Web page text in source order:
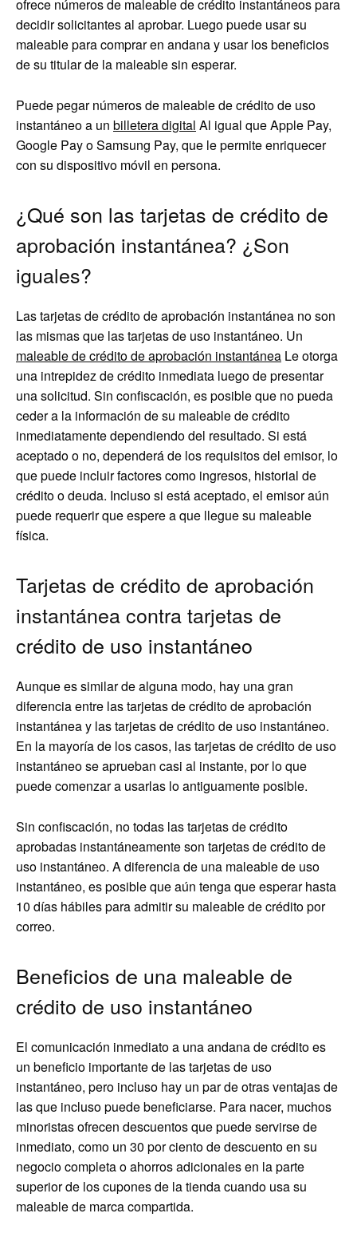
ofrece números de maleable de crédito instantáneos para
decidir solicitantes al aprobar. Luego puede usar su
maleable para comprar en andana y usar los beneficios
de su titular de la maleable sin esperar.
Puede pegar números de maleable de crédito de uso
instantáneo a un billetera digital Al igual que Apple Pay,
Google Pay o Samsung Pay, que le permite enriquecer
con su dispositivo móvil en persona.
¿Qué son las tarjetas de crédito de
aprobación instantánea? ¿Son
iguales?
Las tarjetas de crédito de aprobación instantánea no son
las mismas que las tarjetas de uso instantáneo. Un
maleable de crédito de aprobación instantánea Le otorga
una intrepidez de crédito inmediata luego de presentar
una solicitud. Sin confiscación, es posible que no pueda
ceder a la información de su maleable de crédito
inmediatamente dependiendo del resultado. Si está
aceptado o no, dependerá de los requisitos del emisor, lo
que puede incluir factores como ingresos, historial de
crédito o deuda. Incluso si está aceptado, el emisor aún
puede requerir que espere a que llegue su maleable
física.
Tarjetas de crédito de aprobación
instantánea contra tarjetas de
crédito de uso instantáneo
Aunque es similar de alguna modo, hay una gran
diferencia entre las tarjetas de crédito de aprobación
instantánea y las tarjetas de crédito de uso instantáneo.
En la mayoría de los casos, las tarjetas de crédito de uso
instantáneo se aprueban casi al instante, por lo que
puede comenzar a usarlas lo antiguamente posible.
Sin confiscación, no todas las tarjetas de crédito
aprobadas instantáneamente son tarjetas de crédito de
uso instantáneo. A diferencia de una maleable de uso
instantáneo, es posible que aún tenga que esperar hasta
10 días hábiles para admitir su maleable de crédito por
correo.
Beneficios de una maleable de
crédito de uso instantáneo
El comunicación inmediato a una andana de crédito es
un beneficio importante de las tarjetas de uso
instantáneo, pero incluso hay un par de otras ventajas de
las que incluso puede beneficiarse. Para nacer, muchos
minoristas ofrecen descuentos que puede servirse de
inmediato, como un 30 por ciento de descuento en su
negocio completa o ahorros adicionales en la parte
superior de los cupones de la tienda cuando usa su
maleable de marca compartida.